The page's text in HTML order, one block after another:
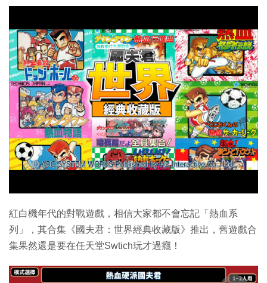
教學評測
EduTech
IT Times
生成式AI與雲端應用
Enterprise Digital Transformation
特集
紅白機年代的對戰遊戲，相信大家都不會忘記「熱血系
列」，其合集《國夫君：世界經典收藏版》推出，舊遊戲合
集果然還是要在任天堂Swtich玩才過癮！